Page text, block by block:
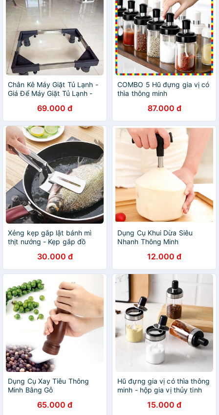
Chân Kê Máy Giặt Tủ Lạnh -
Giá Để Máy Giặt Tủ Lạnh -
69.000 đ
COMBO 5 Hũ đựng gia vị có
thìa thông minh
87.000 đ
Xẻng kẹp gắp lật bánh mì
thịt nướng - Kẹp gắp đồ
30.000 đ
Dụng Cụ Khui Dừa Siêu
Nhanh Thông Minh
12.000 đ
Dụng Cụ Xay Tiêu Thông
Minh Bằng Gỗ
65.000 đ
Hũ đựng gia vị có thìa thông
minh - hộp gia vị thủy tinh
15.000 đ